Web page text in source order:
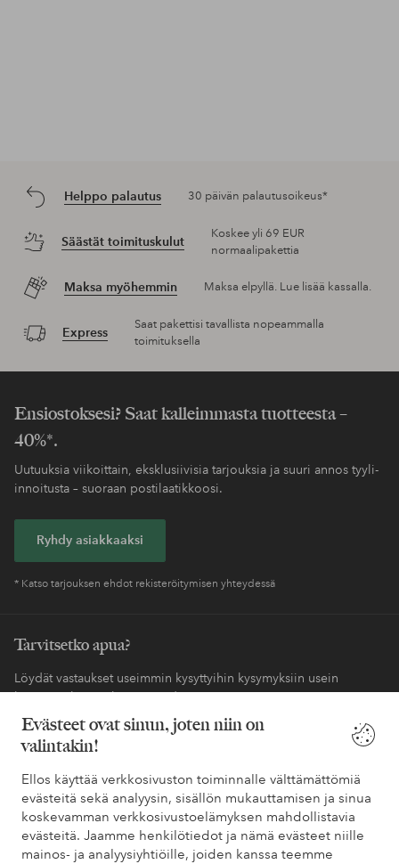
Evästeet ovat sinun, joten niin on
valintakin!
Ellos käyttää verkkosivuston toiminnalle välttämättömiä
evästeitä sekä analyysin, sisällön mukauttamisen ja sinua
koskevamman verkkosivustoelämyksen mahdollistavia
evästeitä. Jaamme henkilötiedot ja nämä evästeet niille
mainos- ja analyysiyhtiöille, joiden kanssa teemme
Helppo palautus 30 päivän palautusoikeus*
Säästät toimituskulut
Koskee yli 69 EUR
normaalipakettia
Maksa myöhemmin Maksa elpyllä. Lue lisää kassalla.
Express
Saat pakettisi tavallista nopeammalla
toimituksella
Ensiostoksesi? Saat kalleimmasta tuotteesta –
40%*.
Uutuuksia viikoittain, eksklusiivisia tarjouksia ja suuri annos tyyli-
innoitusta – suoraan postilaatikkoosi.
Ryhdy asiakkaaksi
* Katso tarjouksen ehdot rekisteröitymisen yhteydessä
Tarvitsetko apua?
Löydät vastaukset useimmin kysyttyihin kysymyksiin usein
kysytyistä kysymyksistä. Löydät myös tietoa siitä, miten voit ottaa
meihin yhteyttä.
Omat sivut